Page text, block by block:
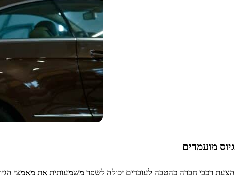
גיוס מועמדים
הצעת רכבי חברה כהטבה לעובדים יכולה לשפר משמעותית את מאמצי